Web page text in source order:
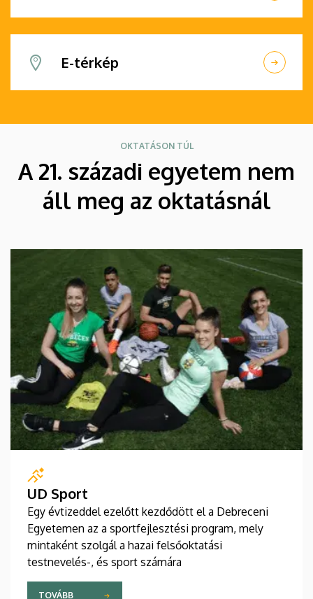
E-térkép
OKTATÁSON TÚL
A 21. századi egyetem nem
áll meg az oktatásnál
UD Sport
Egy évtizeddel ezelőtt kezdődött el a Debreceni
Egyetemen az a sportfejlesztési program, mely
mintaként szolgál a hazai felsőoktatási
testnevelés-, és sport számára
TOVÁBB